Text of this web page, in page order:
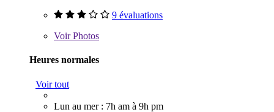
9 évaluations
VoirPhotos
Heures normales
Voir tout
Lun au mer : 7h am à 9h pm